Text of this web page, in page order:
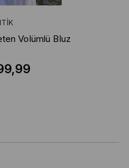
Volümlü Bluz